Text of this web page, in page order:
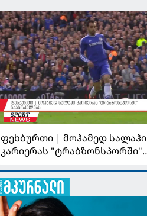
ფეხბურთი | მოჰამედ სალაჰი
კარიერას "ტრაბზონსპორში"